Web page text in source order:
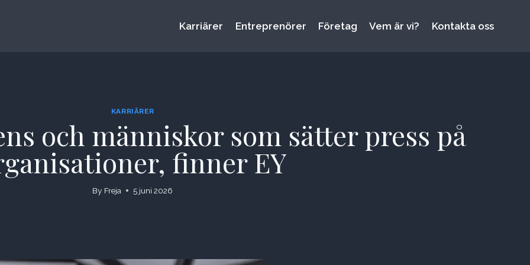
Karriärer Entreprenörer Företag Vem är vi? Kontakta oss
KARRIÄRER
och människor som sätter press på
finner EY
By Freja 5 juni 2026